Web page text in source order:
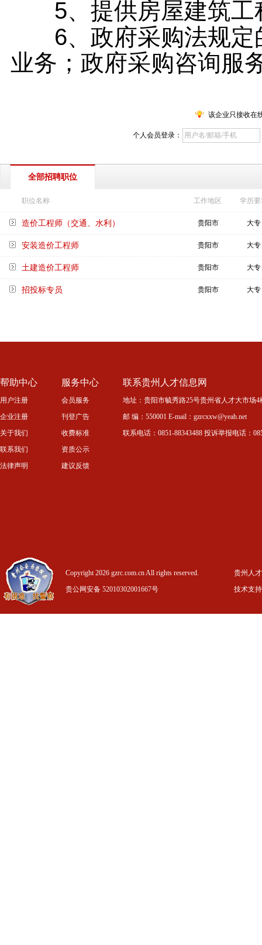
5、提供房屋建筑
6、政府采购法规
业务；政府采购咨询服
该企业只接收在
个人会员登录：
全部招聘职位
职位名称 工作地区 学历
造价工程师（交通、水利） 贵阳市 大专
安装造价工程师 贵阳市 大专
土建造价工程师 贵阳市 大专
招投标专员 贵阳市 大专
帮助中心
用户注册
企业注册
关于我们
联系我们
法律声明
服务中心
会员服务
刊登广告
收费标准
资质公示
建议反馈
联系贵州人才信息网
地址：贵阳市毓秀路25号贵州省人才大市场
邮 编：550001 E-mail：gzrcxxw@yeah.net
联系电话：0851-88343488 投诉举报电话：
Copyright 2026 gzrc.com.cn All rights reserved.
贵公网安备 52010302001667号
贵州人
技术支